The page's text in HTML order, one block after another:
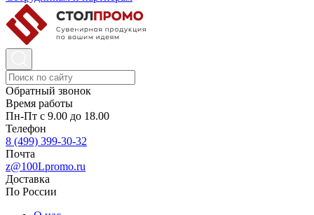
Обратный звонок
Время работы
Пн-Пт с 9.00 до 18.00
Телефон
8 (499) 399-30-32
Почта
z@100Lpromo.ru
Доставка
По России